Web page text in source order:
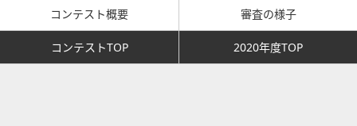
コンテスト概要 審査の様子
コンテストTOP 2020年度TOP